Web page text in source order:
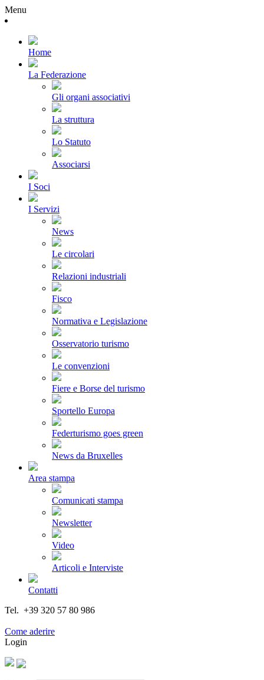
Menu
Home
La Federazione
Gli organi associativi
La struttura
Lo Statuto
Associarsi
I Soci
I Servizi
News
Le circolari
Relazioni industriali
Fisco
Normativa e Legislazione
Osservatorio turismo
Le convenzioni
Fiere e Borse del turismo
Sportello Europa
Federturismo goes green
News da Bruxelles
Area stampa
Comunicati stampa
Newsletter
Video
Articoli e Interviste
Contatti
Tel. +39 320 57 80 986
Come aderire
Login